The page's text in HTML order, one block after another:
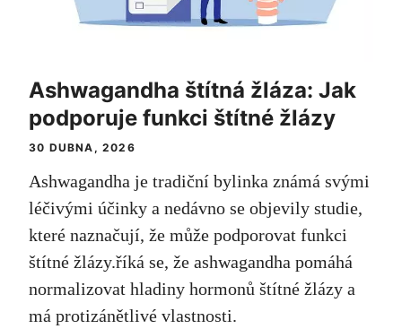
Ashwagandha štítná žláza: Jak
podporuje funkci štítné žlázy
30 DUBNA, 2026
Ashwagandha je tradiční bylinka známá svými
léčivými účinky a nedávno se objevily studie,
které naznačují, že může podporovat funkci
štítné žlázy.říká se, že ashwagandha pomáhá
normalizovat hladiny hormonů štítné žlázy a
má protizánětlivé vlastnosti.